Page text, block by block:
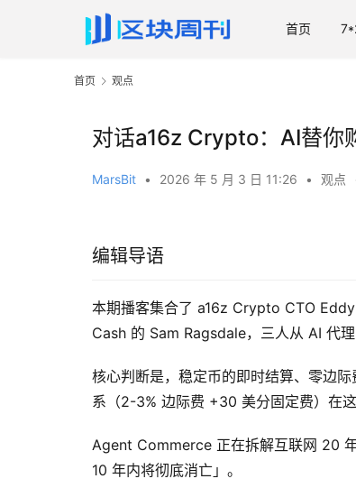
首页
首页 观点
对话a16z Crypto：AI替你
MarsBit • 2026 年 5 月 3 日 11:26 • 观点
编辑导语
本期播客集合了 a16z Crypto CTO
Cash 的 Sam Ragsdale，三人从 AI 代
核心判断是，稳定币的即时结算、零边
系（2-3% 边际费 +30 美分固定费）在这
Agent Commerce 正在拆解互联网 20
10 年内将彻底消亡」。